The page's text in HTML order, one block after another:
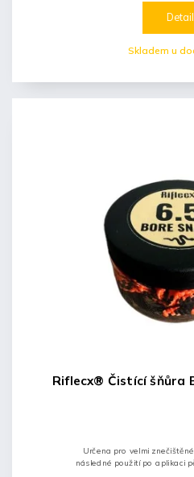
Skladem u
Detail
Riflecx® Čistící šňůra
Určena pro velmi
následné použití po aplikaci